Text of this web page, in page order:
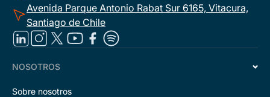
Avenida Parque Antonio Rabat Sur 6165, Vitacura,
Santiago de Chile
NOSOTROS
Sobre nosotros